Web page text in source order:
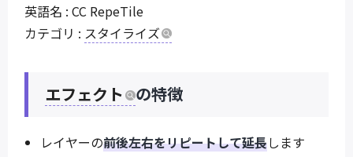
英語名 : CC RepeTile
カテゴリ : スタイライズ
エフェクト の特徴
レイヤーの前後左右をリピートして延長します